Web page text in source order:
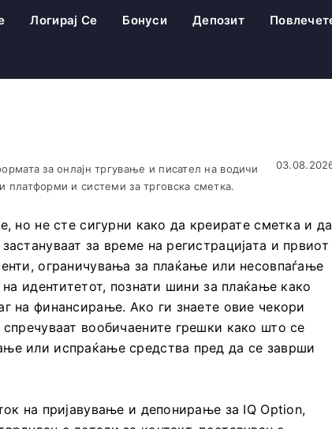
Логирај Се Бонуси Депозит
за онлајн тргување и писател на водичи
платформи и системи за трговска сметка.
но не сте сигурни како да креирате сметка и да
за време на регистрацијата и првиот
ограничувања за плаќање или несовпаѓање
идентитетот, познати шини за плаќање како
на финансирање. Ако ги знаете овие чекори
вообичаените грешки како што се
или испраќање средства пред да се заврши
на пријавување и депонирање за IQ Option,